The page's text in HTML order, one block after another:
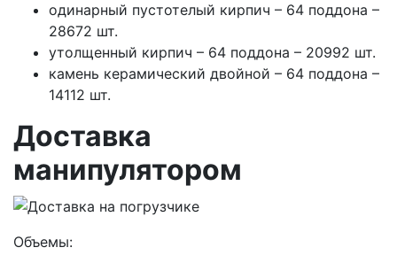
одинарный пустотелый кирпич – 64 поддона –
28672 шт.
утолщенный кирпич – 64 поддона – 20992 шт.
камень керамический двойной – 64 поддона –
14112 шт.
Доставка
манипулятором
Объемы: